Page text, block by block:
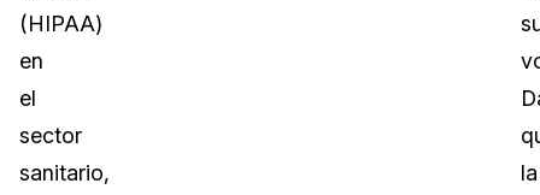
(HIPAA)
en
el
sector
sanitario,
la